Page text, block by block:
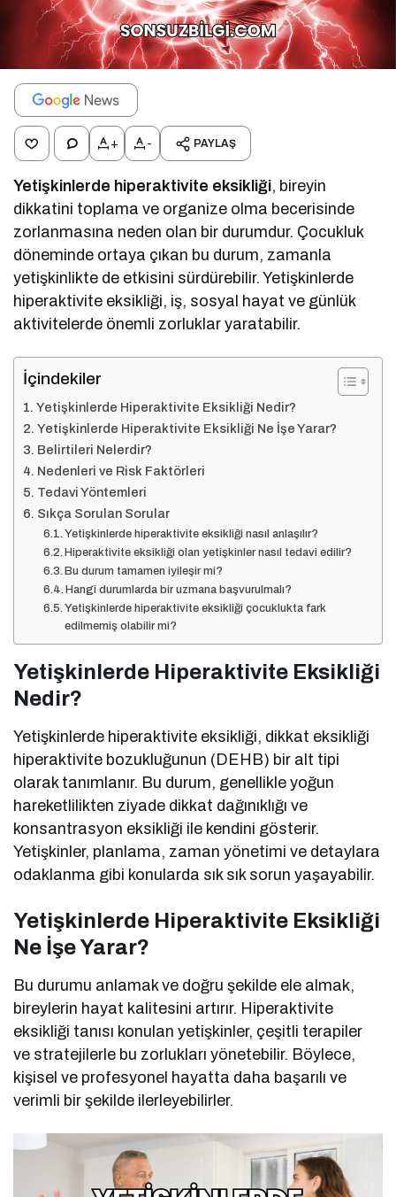
+ - PAYLAŞ
Yetişkinlerde hiperaktivite eksikliği, bireyin
dikkatini toplama ve organize olma becerisinde
zorlanmasına neden olan bir durumdur. Çocukluk
döneminde ortaya çıkan bu durum, zamanla
yetişkinlikte de etkisini sürdürebilir. Yetişkinlerde
hiperaktivite eksikliği, iş, sosyal hayat ve günlük
aktivitelerde önemli zorluklar yaratabilir.
İçindekiler
Yetişkinlerde Hiperaktivite Eksikliği Nedir?
Yetişkinlerde Hiperaktivite Eksikliği Ne İşe Yarar?
Belirtileri Nelerdir?
Nedenleri ve Risk Faktörleri
Tedavi Yöntemleri
Sıkça Sorulan Sorular
Yetişkinlerde hiperaktivite eksikliği nasıl anlaşılır?
Hiperaktivite eksikliği olan yetişkinler nasıl tedavi edilir?
Bu durum tamamen iyileşir mi?
Hangi durumlarda bir uzmana başvurulmalı?
Yetişkinlerde hiperaktivite eksikliği çocuklukta fark
edilmemiş olabilir mi?
Yetişkinlerde Hiperaktivite Eksikliği
Nedir?
Yetişkinlerde hiperaktivite eksikliği, dikkat eksikliği
hiperaktivite bozukluğunun (DEHB) bir alt tipi
olarak tanımlanır. Bu durum, genellikle yoğun
hareketlilikten ziyade dikkat dağınıklığı ve
konsantrasyon eksikliği ile kendini gösterir.
Yetişkinler, planlama, zaman yönetimi ve detaylara
odaklanma gibi konularda sık sık sorun yaşayabilir.
Yetişkinlerde Hiperaktivite Eksikliği
Ne İşe Yarar?
Bu durumu anlamak ve doğru şekilde ele almak,
bireylerin hayat kalitesini artırır. Hiperaktivite
eksikliği tanısı konulan yetişkinler, çeşitli terapiler
ve stratejilerle bu zorlukları yönetebilir. Böylece,
kişisel ve profesyonel hayatta daha başarılı ve
verimli bir şekilde ilerleyebilirler.